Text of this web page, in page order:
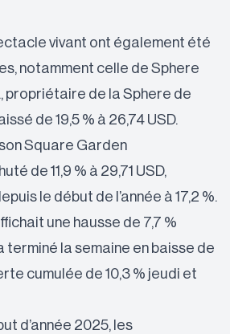
vivant ont également été
notamment celle de Sphere
propriétaire de la Sphere de
de 19,5 % à 26,74 USD.
Square Garden
de 11,9 % à 29,71 USD,
le début de l’année à 17,2 %.
une hausse de 7,7 %
terminé la semaine en baisse de
cumulée de 10,3 % jeudi et
d’année 2025, les